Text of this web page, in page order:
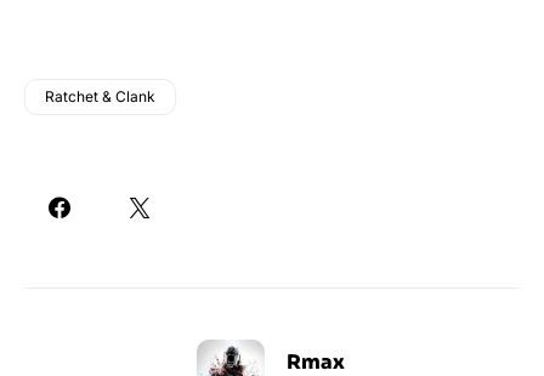
Ratchet & Clank
Rmax